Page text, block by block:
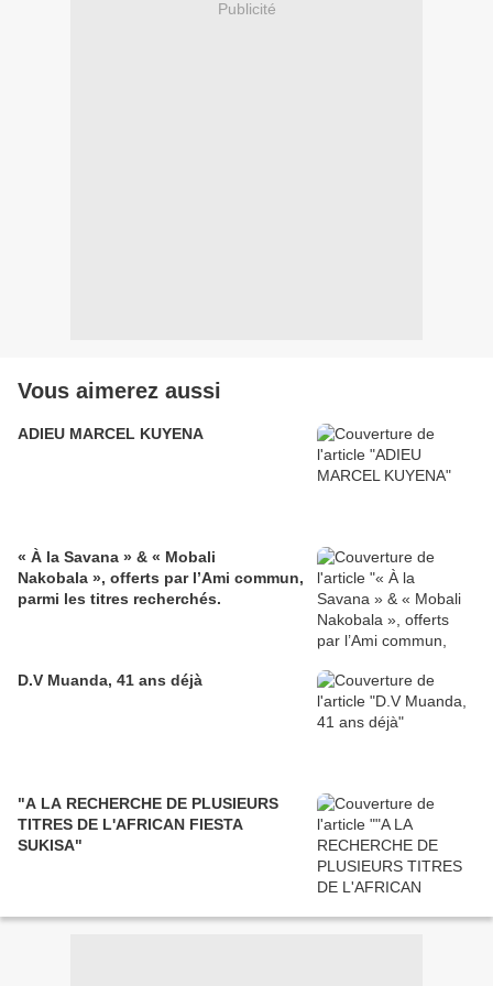
Publicité
Vous aimerez aussi
ADIEU MARCEL KUYENA
« À la Savana » & « Mobali
Nakobala », offerts par l’Ami commun,
parmi les titres recherchés.
D.V Muanda, 41 ans déjà
"A LA RECHERCHE DE PLUSIEURS
TITRES DE L'AFRICAN FIESTA
SUKISA"